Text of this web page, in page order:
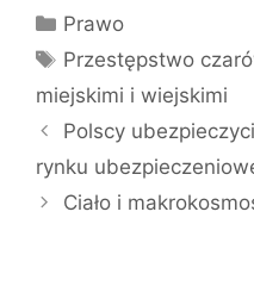
Kategorie
Prawo
Tagi
Przestępstwo
miejskimi i wiejskimi
Polscy
rynku
Ciało i